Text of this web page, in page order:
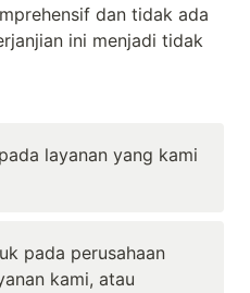
dan tidak ada
ini menjadi tidak
layanan yang kami
pada perusahaan
kami, atau